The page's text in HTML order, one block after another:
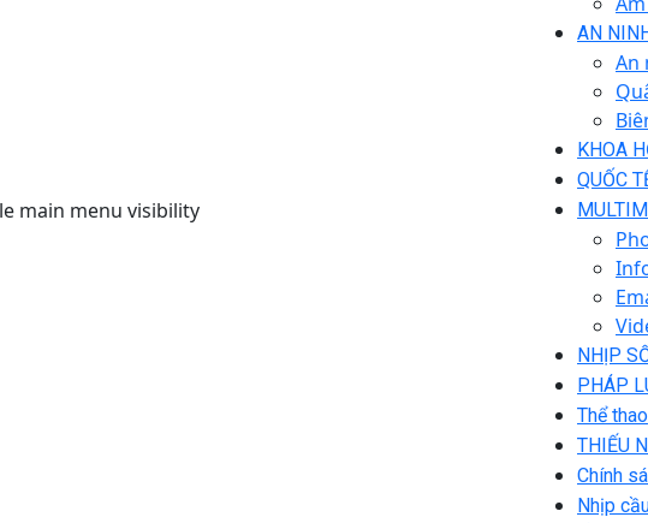
main menu visibility
AN
An
KHOA
QUỐC
NHỊP
PHÁP
Thể thao
THIẾU
Chính
Nhịp